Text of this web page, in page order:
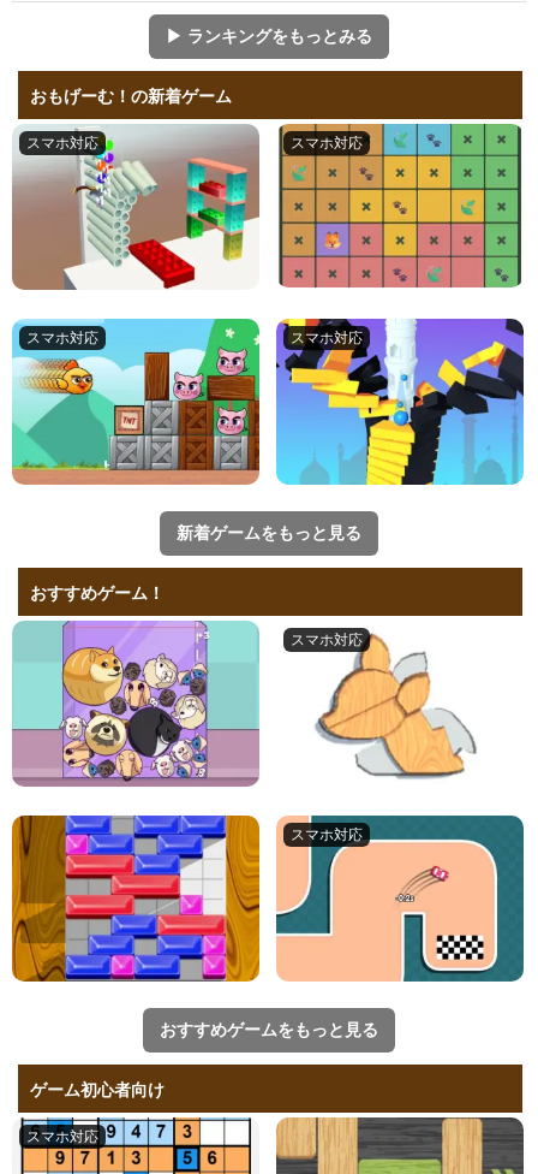
▶ ランキングをもっとみる
おもげーむ！の新着ゲーム
新着ゲームをもっと見る
おすすめゲーム！
おすすめゲームをもっと見る
ゲーム初心者向け